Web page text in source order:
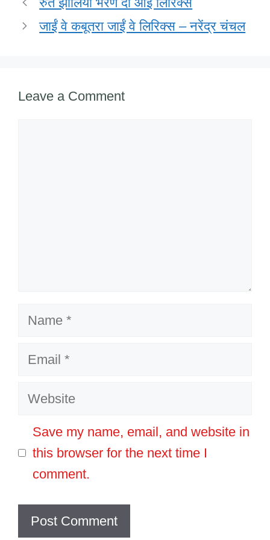
k
जाईं वे कबूतरा जाईं वे लिरिक्स – नरेंद्र चंचल
Leave a Comment
Name
Email
Website
Save my name, email, and website in
this browser for the next time I
comment.